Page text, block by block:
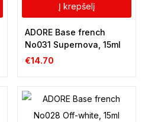
Į krepšelį
ADORE Base french
No031 Supernova, 15ml
€14.70